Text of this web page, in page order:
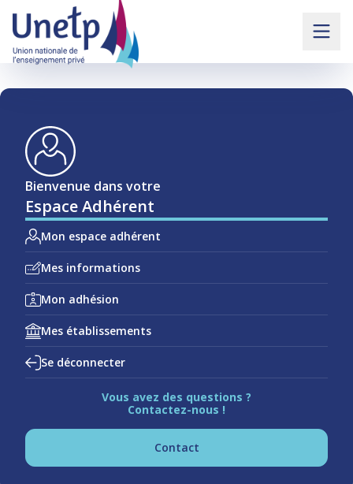
Bienvenue dans votre
Espace Adhérent
Mon espace adhérent
Mes informations
Mon adhésion
Mes établissements
Se déconnecter
Vous avez des questions ?
Contactez-nous !
Contact